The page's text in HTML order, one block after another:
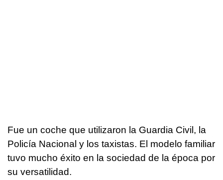
Fue un coche que utilizaron la Guardia Civil, la
Policía Nacional y los taxistas. El modelo familiar
tuvo mucho éxito en la sociedad de la época por
su versatilidad.